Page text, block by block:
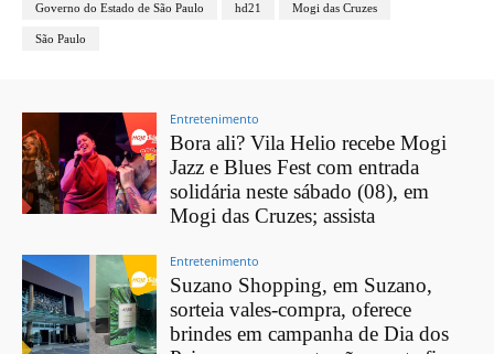
Governo do Estado de São Paulo hd21 Mogi das Cruzes
São Paulo
Entretenimento
Bora ali? Vila Helio recebe Mogi
Jazz e Blues Fest com entrada
solidária neste sábado (08), em
Mogi das Cruzes; assista
Entretenimento
Suzano Shopping, em Suzano,
sorteia vales-compra, oferece
brindes em campanha de Dia dos